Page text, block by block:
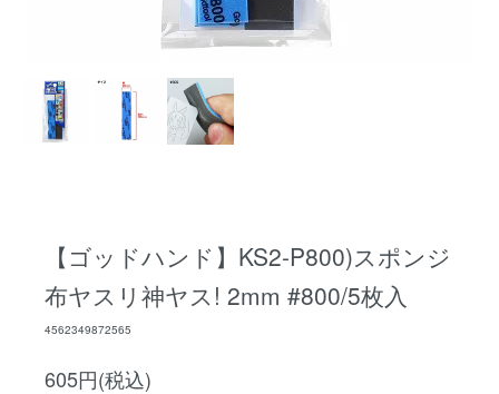
【ゴッドハンド】KS2-P800)スポンジ
布ヤスリ神ヤス! 2mm #800/5枚入
4562349872565
605円(税込)